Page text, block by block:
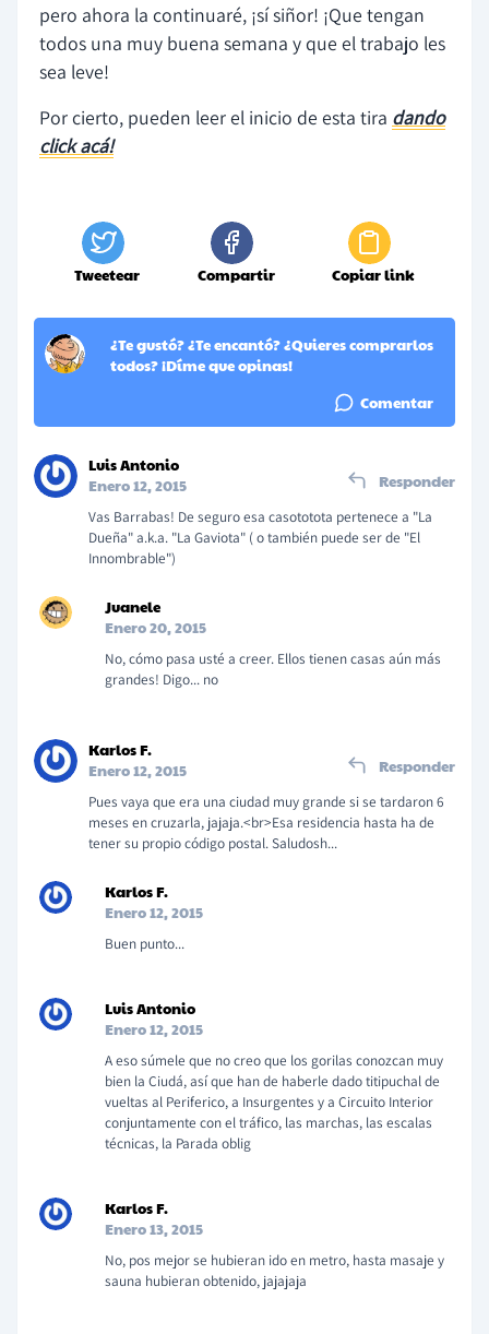
pero ahora la continuaré, ¡sí siñor! ¡Que tengan
todos una muy buena semana y que el trabajo les
sea leve!
Por cierto, pueden leer el inicio de esta tira dando
click acá!
Tweetear Compartir Copiar link
¿Te gustó? ¿Te encantó? ¿Quieres comprarlos
todos? ¡Díme que opinas!
Comentar
Luis Antonio
Enero 12, 2015
Vas Barrabas! De seguro esa casototota pertenece a "La
Dueña" a.k.a. "La Gaviota" ( o también puede ser de "El
Innombrable")
Responder
Juanele
Enero 20, 2015
No, cómo pasa usté a creer. Ellos tienen casas aún más
grandes! Digo... no
Karlos F.
Enero 12, 2015
Pues vaya que era una ciudad muy grande si se tardaron 6
meses en cruzarla, jajaja.<br>Esa residencia hasta ha de
tener su propio código postal. Saludosh...
Responder
Karlos F.
Enero 12, 2015
Buen punto...
Luis Antonio
Enero 12, 2015
A eso súmele que no creo que los gorilas conozcan muy
bien la Ciudá, así que han de haberle dado titipuchal de
vueltas al Periferico, a Insurgentes y a Circuito Interior
conjuntamente con el tráfico, las marchas, las escalas
técnicas, la Parada oblig
Karlos F.
Enero 13, 2015
No, pos mejor se hubieran ido en metro, hasta masaje y
sauna hubieran obtenido, jajajaja